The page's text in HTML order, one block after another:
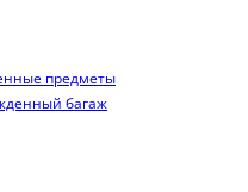
предметы
багаж